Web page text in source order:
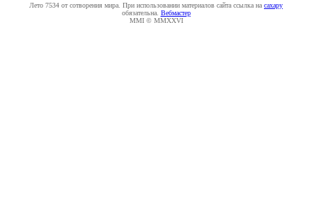
Лето 7534 от сотворения мира. При использовании материалов сайта ссылка на caxapу
обязательна. Вебмастер
MMI © MMXXVI